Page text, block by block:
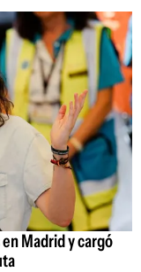
Madrid y cargó